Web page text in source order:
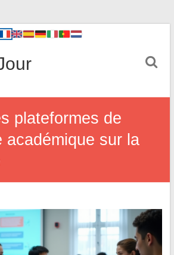
plateformes de
académique sur la